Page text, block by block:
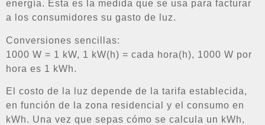
energía. Ésta es la medida que se usa para facturar
a los consumidores su gasto de luz.
Conversiones sencillas:
1000 W = 1 kW, 1 kW(h) = cada hora(h), 1000 W por
hora es 1 kWh.
El costo de la luz depende de la tarifa establecida,
en función de la zona residencial y el consumo en
kWh. Una vez que sepas cómo se calcula un kWh,